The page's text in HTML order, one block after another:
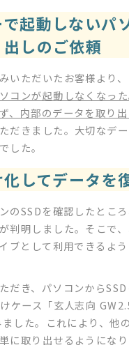
起動しないパ
しのご依頼
いただいたお客様より
コンが起動しなくなっ
、内部のデータを取り
だきました。大切なデ
した。
してデータを
のSSDを確認したとこ
判明しました。そこで
ブとして利用できるよ
だき、パソコンから
ケース「玄人志向
した。これにより、他
に取り出せるようになり